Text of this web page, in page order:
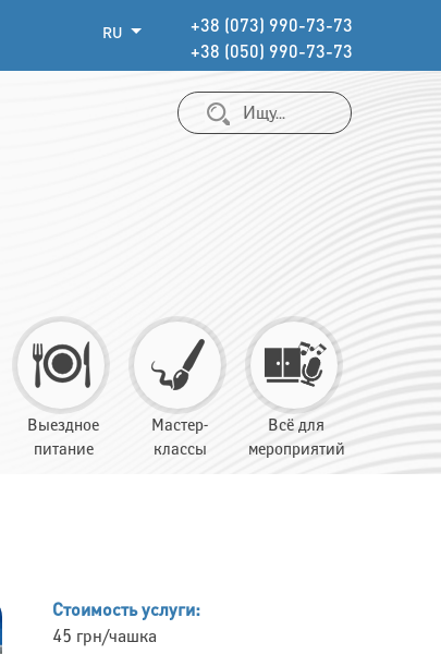
RU
+38 (073) 990-73-73
+38 (050) 990-73-73
Выездное
питание
Мастер-
классы
Всё для
мероприятий
Стоимость услуги:
45 грн/чашка